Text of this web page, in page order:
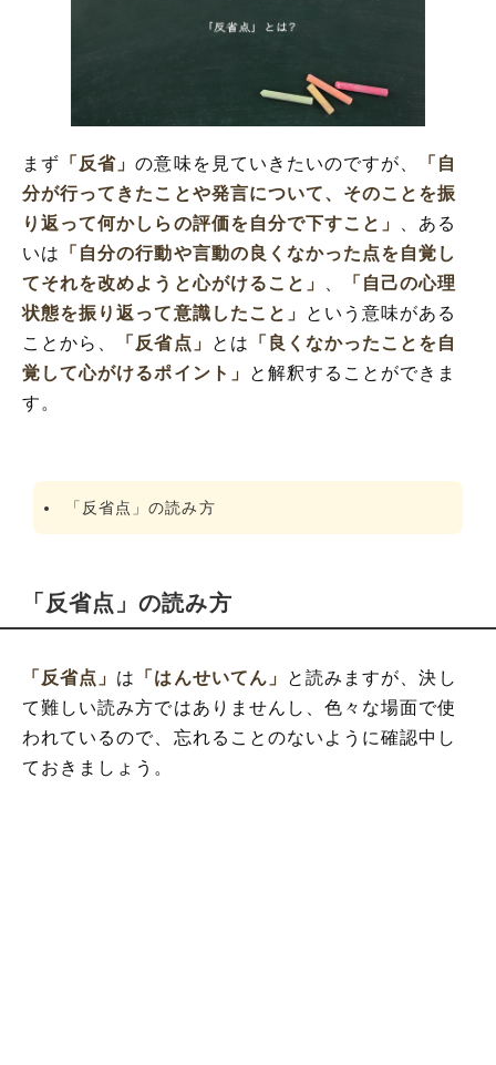
「反省点」を使った例文と意味を解釈
「反省点」の類語や類義語・言い換え
まず 「反省」の意味を見ていきたいのですが、
「自
分が行ってきたことや発言について、そのことを振
り返って何かしらの評価を自分で下すこと」
、ある
いは
「自分の行動や言動の良くなかった点を自覚し
てそれを改めようと心がけること」
「自己の心理
状態を振り返って意識したこと」
という意味がある
ことから、
「反省点」 とは
「良くなかったことを自
覚して心がけるポイント」
と解釈することができま
す。
「反省点」の読み方
「反省点」の読み方
「反省点」 は 「はんせいてん」
と読みますが、決し
て難しい読み方ではありませんし、色々な場面で使
われているので、忘れることのないように確認中し
ておきましょう。